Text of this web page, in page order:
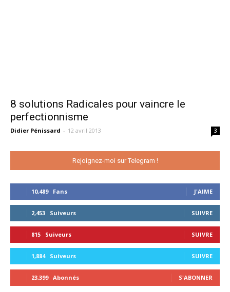
8 solutions Radicales pour vaincre le
perfectionnisme
Didier Pénissard - 12 avril 2013 3
Rejoignez-moi sur Telegram !
10,489 Fans J'AIME
2,453 Suiveurs SUIVRE
815 Suiveurs SUIVRE
1,884 Suiveurs SUIVRE
23,399 Abonnés S'ABONNER